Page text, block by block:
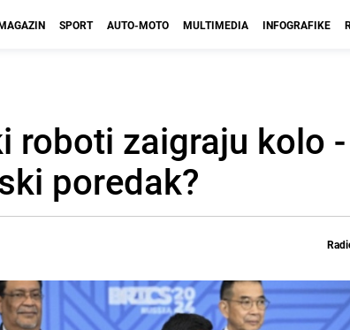
SPORT AUTO-MOTO MULTIMEDIA INFOGRAFIKE
roboti zaigraju kolo
poredak?